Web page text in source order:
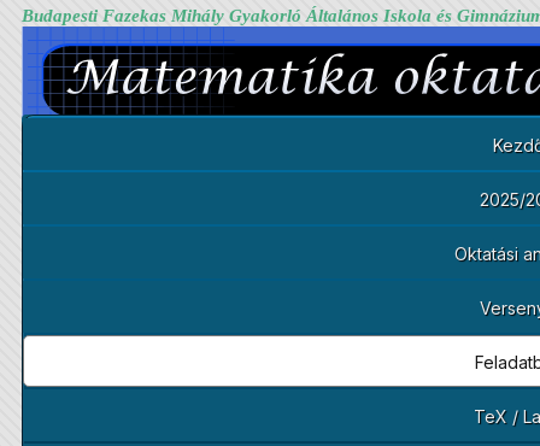
Budapesti Fazekas Mihály Gyakorló Általános Iskola és
2025/
Oktatási
TeX /